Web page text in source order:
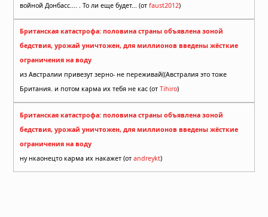
войной Донбасс.... . То ли еще будет... (от faust2012)
Британская катастрофа: половина страны объявлена зоной
бедствия, урожай уничтожен, для миллионов введены жёсткие
ограничения на воду
из Австралии привезут зерно- не переживай((Австралия это тоже
Британия. и потом карма их тебя не кас (от Tihiro)
Британская катастрофа: половина страны объявлена зоной
бедствия, урожай уничтожен, для миллионов введены жёсткие
ограничения на воду
ну нкаонецто карма их накажет (от andreykt)